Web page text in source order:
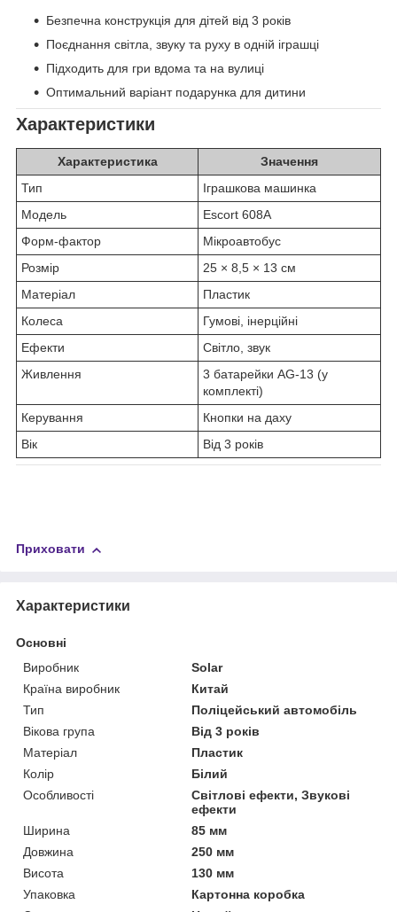
Безпечна конструкція для дітей від 3 років
Поєднання світла, звуку та руху в одній іграшці
Підходить для гри вдома та на вулиці
Оптимальний варіант подарунка для дитини
Характеристики
Характеристика
Значення
Тип
Іграшкова машинка
Модель
Escort 608A
Форм-фактор
Мікроавтобус
Розмір
25 × 8,5 × 13 см
Матеріал
Пластик
Колеса
Гумові, інерційні
Ефекти
Світло, звук
Живлення
3 батарейки AG-13 (у
комплекті)
Керування
Кнопки на даху
Вік
Від 3 років
Приховати
Характеристики
Основні
Виробник
Solar
Країна виробник
Китай
Тип
Поліцейський автомобіль
Вікова група
Від 3 років
Матеріал
Пластик
Колір
Білий
Особливості
Світлові ефекти, Звукові
ефекти
Ширина
85 мм
Довжина
250 мм
Висота
130 мм
Упаковка
Картонна коробка